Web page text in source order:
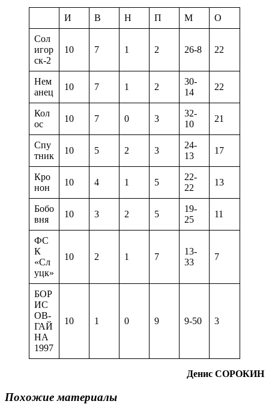
И В Н П М О
Сол
игор
ск-2
10 7 1 2 26-8 22
Нем
анец
10 7 1 2
30-
14
22
Кол
ос
10 7 0 3
32-
10
21
Спу
тник
10 5 2 3
24-
13
17
Кро
нон
10 4 1 5
22-
22
13
Бобо
вня
10 3 2 5
19-
25
11
ФС
К
«Сл
уцк»
10 2 1 7
13-
33
7
БОР
ИС
ОВ-
ГАЙ
НА
1997
10 1 0 9 9-50 3
Денис СОРОКИН
Похожие материалы